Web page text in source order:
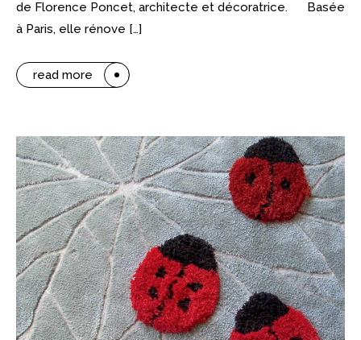
de Florence Poncet, architecte et décoratrice. Basée
à Paris, elle rénove […]
read more